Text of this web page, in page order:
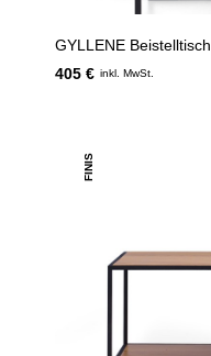
GYLLENE Beistelltisch
405 € inkl. MwSt.
FINIS